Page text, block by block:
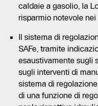
caldaie a gasolio, la
risparmio notevole
Il sistema di
SAFe, tramite
esaustivamente sugli
sugli interventi di
sistema di
di una funzione di